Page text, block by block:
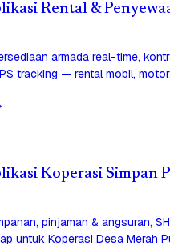
Rental &
armada real-time,
tracking — rental mobil,
Koperasi Simpan
pinjaman & angsuran,
untuk Koperasi Desa Merah